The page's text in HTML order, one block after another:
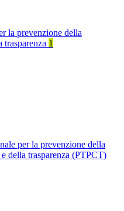
la prevenzione della
trasparenza 1
per la prevenzione della
della trasparenza (PTPCT)